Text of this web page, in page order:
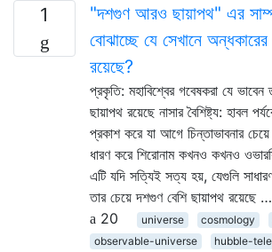
1
"দশগুণ আরও ছায়াপথ" এর
বোঝাচ্ছে যে সেখানে
রয়েছে?
প্রকৃতি: মহাবিশ্বের গবেষকরা যে ভাবেন
ছায়াপথ রয়েছে নাসার বৈশিষ্ট্য: হাবল
প্রকাশ করে যা আগে চিন্তাভাবনার চেয়ে
ধারণ করে শিরোনাম কখনও কখনও
এটি যদি সত্যিই সত্য হয়, যেগুলি
তার চেয়ে দশগুণ বেশি ছায়াপথ রয়েছে …
20
universe cosmology
observable-universe
hubble-